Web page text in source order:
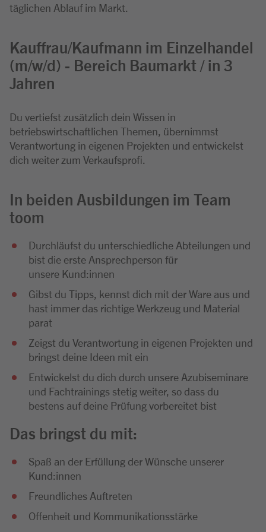
täglichen Ablauf im Markt.
Kauffrau/Kaufmann im Einzelhandel
(m/w/d) - Bereich Baumarkt / in 3
Jahren
Du vertiefst zusätzlich dein Wissen in
betriebswirtschaftlichen Themen, übernimmst
Verantwortung in eigenen Projekten und entwickelst
dich weiter zum Verkaufsprofi.
In beiden Ausbildungen im Team
toom
Durchläufst du unterschiedliche Abteilungen und
bist die erste Ansprechperson für
unsere Kund:innen
Gibst du Tipps, kennst dich mit der Ware aus und
hast immer das richtige Werkzeug und Material
parat
Zeigst du Verantwortung in eigenen Projekten und
bringst deine Ideen mit ein
Entwickelst du dich durch unsere Azubiseminare
und Fachtrainings stetig weiter, so dass du
bestens auf deine Prüfung vorbereitet bist
Das bringst du mit:
Spaß an der Erfüllung der Wünsche unserer
Kund:innen
Freundliches Auftreten
Offenheit und Kommunikationsstärke